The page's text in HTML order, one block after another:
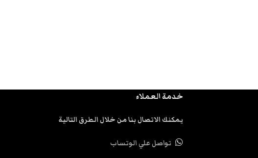
خدمة العملاء
يمكنك الاتصال بنا من خلال الطرق التالية
تواصل علي الوتساب